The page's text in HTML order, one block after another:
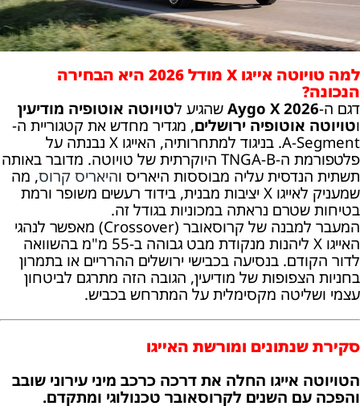
למה טויוטה אייגו X מודל 2026 היא הבחירה
הנכונה?
דגם ה-Aygo X 2026 שהגיע לטויוטה אוטופיה מודיעין
וטויוטה אוטופיה ירושלים, מגדיר מחדש את קטגוריית ה-
A-Segment. בניגוד למתחרותיה, האייגו X נבנתה על
פלטפורמת ה-TNGA-B היוקרתית של טויוטה. מדובר באותה
תשתית הנדסית עליה מבוססות היאריס והיאריס קרוס, מה
שמעניק לאייגו X יציבות מבנית, בידוד רעשים משופר ורמת
בטיחות שטרם נראתה במכוניות בגודל זה.
המעבר למבנה של קרוסאובר (Crossover) מאפשר לנהגי
האייגו X ליהנות מנקודת מבט גבוהה ב-55 מ"מ בהשוואה
לדור הקודם. בנסיעה בכבישי ירושלים ההרריים או בתמרון
בחניות הצפופות של מודיעין, הגובה הזה מתרגם לביטחון
עצמי ושליטה מקסימלית על המתרחש בכביש.
סקירת שנתונים ומורשת האייגו
הטויוטה אייגו החלה את דרכה כרכב מיני עירוני שובב
והפכה עם השנים לקרוסאובר טכנולוגי ומתקדם.